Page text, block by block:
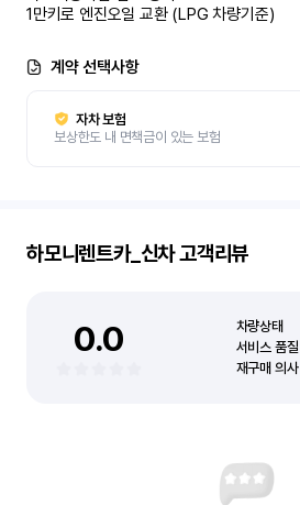
1만키로 엔진오일 교환 (LPG 차량기준)
계약 선택사항
자차 보험
보상한도 내 면책금이 있는 보험
하모니렌트카_신차고객리뷰
0.0 차량상태
서비스 품질
재구매 의사